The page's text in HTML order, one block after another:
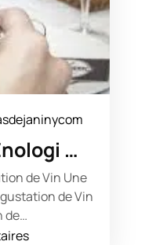
…
de Vin Une
de Vin
de…